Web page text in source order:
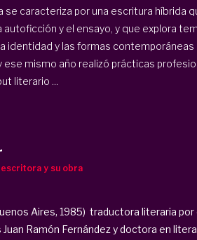
se caracteriza por una escritura híbrida
autoficción y el ensayo, y que explora
identidad y las formas
ese mismo año realizó prácticas
literario ...
y su obra
Aires, 1985) traductora literaria
Ramón Fernández y doctora en